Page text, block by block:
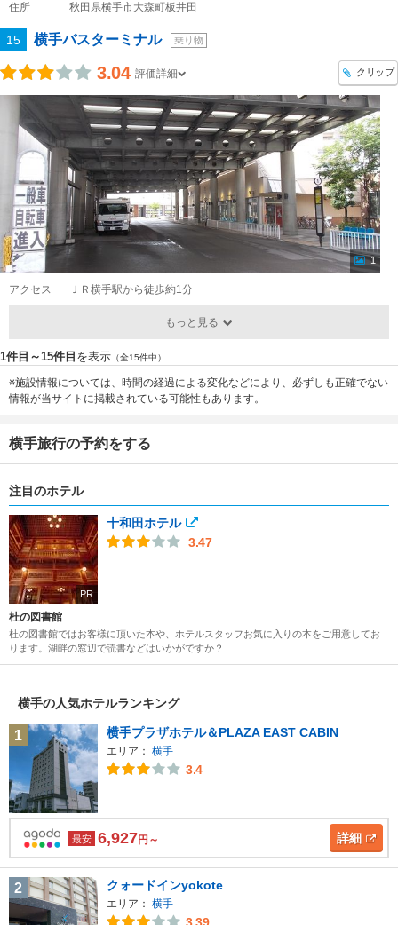
住所 秋田県横手市大森町板井田
15 横手バスターミナル 乗り物
3.04 評価詳細 クリップ
1
アクセス ＪＲ横手駅から徒歩約1分
もっと見る
1件目～15件目 を表示 （全15件中）
※施設情報については、時間の経過による変化などにより、必ずしも正確でない
情報が当サイトに掲載されている可能性もあります。
横手旅行の予約をする
注目のホテル
PR
十和田ホテル
3.47
杜の図書館
杜の図書館ではお客様に頂いた本や、ホテルスタッフお気に入りの本をご用意してお
ります。湖畔の窓辺で読書などはいかがですか？
横手の人気ホテルランキング
1 横手プラザホテル＆PLAZA EAST CABIN
エリア： 横手
3.4
最安 6,927円～ 詳細
2 クォードインyokote
エリア： 横手